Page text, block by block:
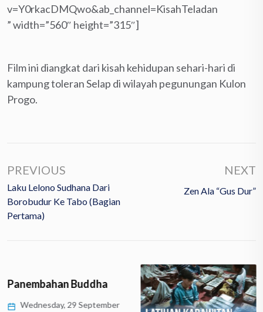
v=Y0rkacDMQwo&ab_channel=KisahTeladan
” width=”560″ height=”315″]
Film ini diangkat dari kisah kehidupan sehari-hari di
kampung toleran Selap di wilayah pegunungan Kulon
Progo.
PREVIOUS
Laku Lelono Sudhana Dari
Borobudur Ke Tabo (Bagian
Pertama)
NEXT
Zen Ala “Gus Dur”
Panembahan Buddha
Wednesday, 29 September